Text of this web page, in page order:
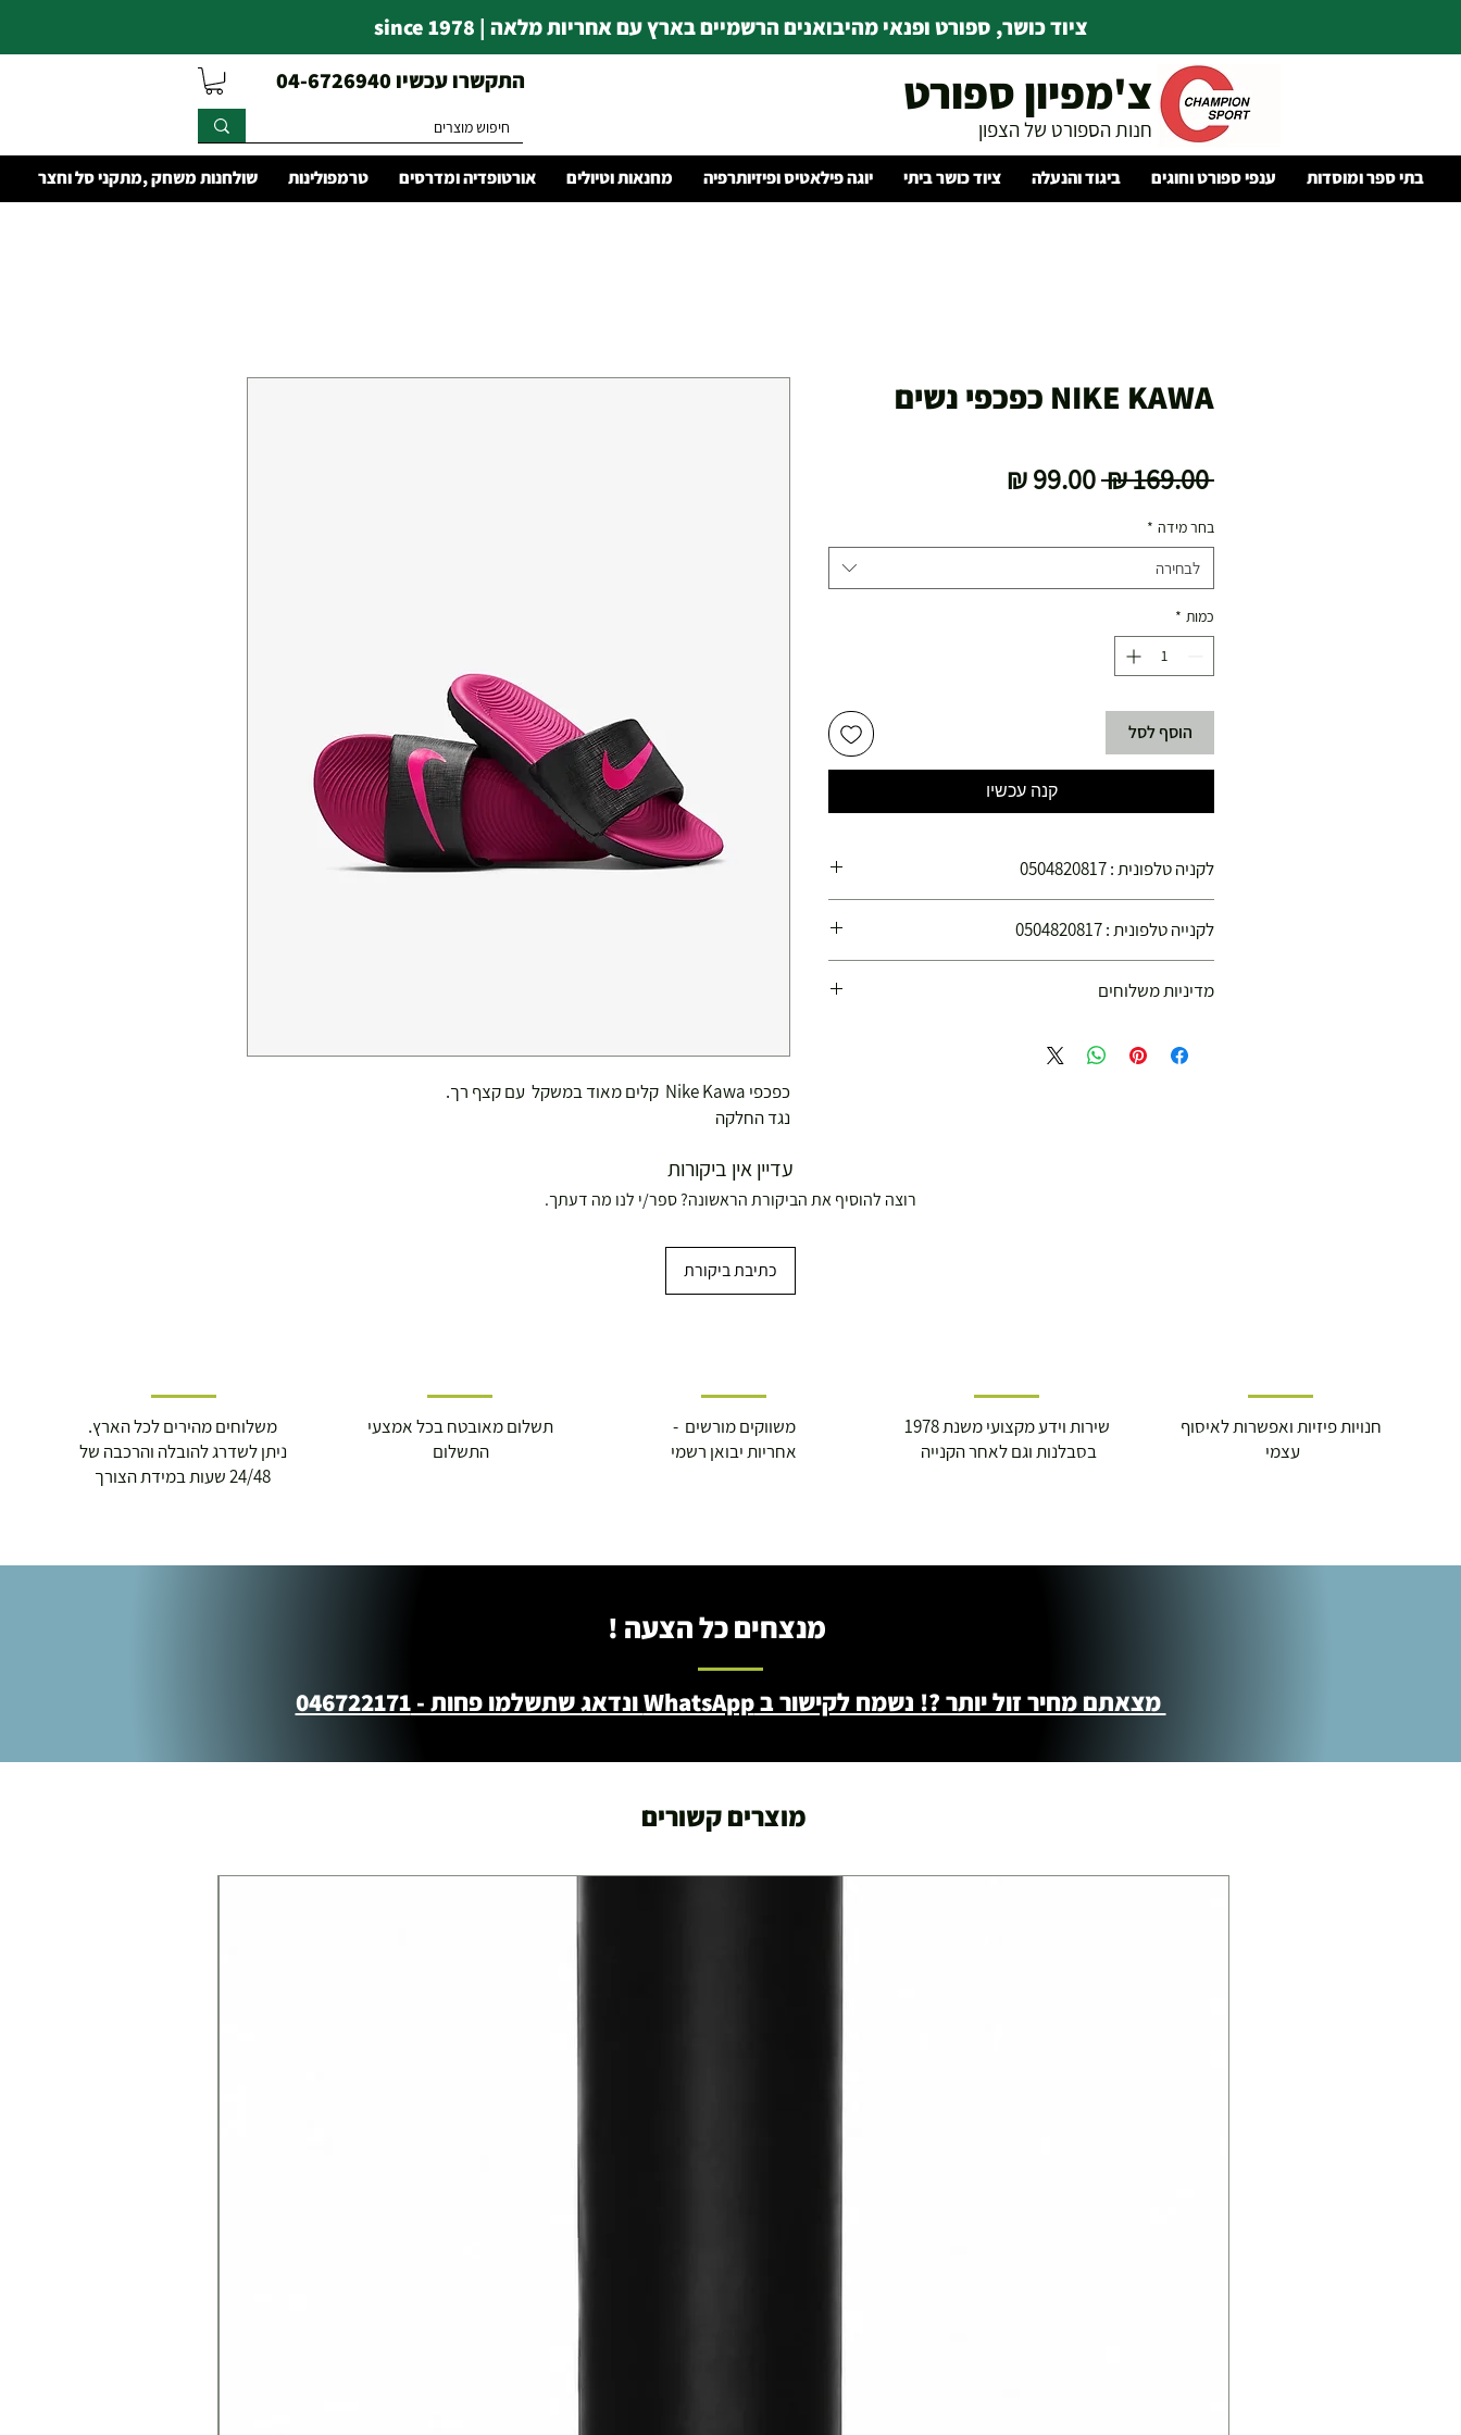
ציוד כושר, ספורט ופנאי מהיבואנים הרשמיים בארץ עם אחריות מלאה | since 1978
התקשרו עכשיו 04-6726940
צ'מפיון ספורט
חנות הספורט של הצפון
בתי ספר ומוסדות ענפי ספורט וחוגים ביגוד והנעלה ציוד כושר ביתי יוגה פילאטיס ופיזיותרפיה מחנאות וטיולים אורטופדיה ומדרסים טרמפולינות שולחנות משחק ,מתקני סל וחצר
כפכפי Nike Kawa קלים מאוד במשקל עם קצף רך.
נגד החלקה
NIKE KAWA כפכפי נשים
‏169.00 ‏₪
מחיר
בחר מידה *
לבחירה
כמות *
הוסף לסל
קנה עכשיו
לקניה טלפונית : 0504820817
קנייתכם בטוחה !
לקנייה טלפונית : 0504820817
מדיניות משלוחים
מוצרי כושר ( בלבד) ניתן לאסוף ממחסני החברה בת"א - רחוב שביל
התנופה 6
עדיין אין ביקורות
רוצה להוסיף את הביקורת הראשונה? ספר/י לנו מה דעתך.
כתיבת ביקורת
משלוחים מהירים לכל הארץ.
ניתן לשדרג להובלה והרכבה של
24/48 שעות במידת הצורך
תשלום מאובטח בכל אמצעי
התשלום
משווקים מורשים -
אחריות יבואן רשמי
שירות וידע מקצועי משנת 1978
בסבלנות וגם לאחר הקנייה
חנויות פיזיות ואפשרות לאיסוף
עצמי
מנצחים כל הצעה !
מצאתם מחיר זול יותר ?! נשמח לקישור ב WhatsApp ונדאג שתשלמו פחות - 046722171
מוצרים קשורים